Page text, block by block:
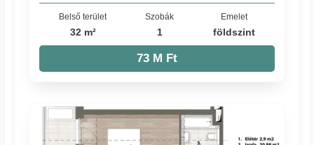
Belső terület
32 m²
Szobák
1
Emelet
földszint
73 M Ft